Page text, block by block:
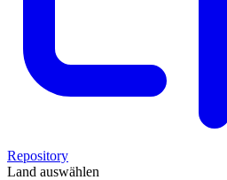
Repository
Land auswählen